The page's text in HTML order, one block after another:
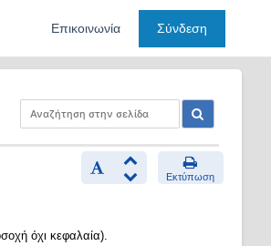
Επικοινωνία Σύνδεση
Εκτύπωση
όχι κεφαλαία).